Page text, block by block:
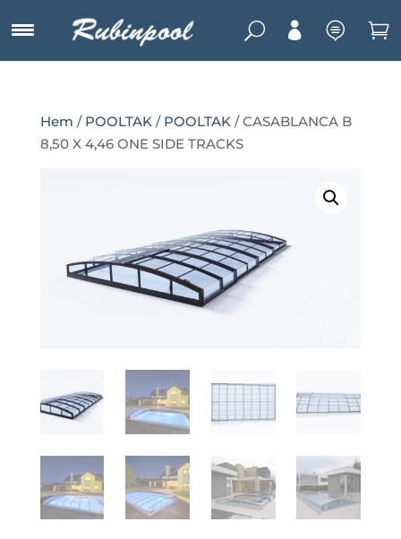
U   
Hem / POOLTAK/ POOLTAK/ CASABLANCA B
8,50 X 4,46 ONE SIDE TRACKS